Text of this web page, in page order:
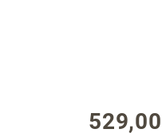
Regulärer